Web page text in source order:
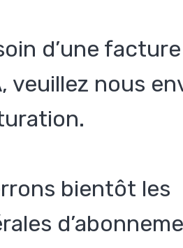
d’une facture
veuillez nous
bientôt les